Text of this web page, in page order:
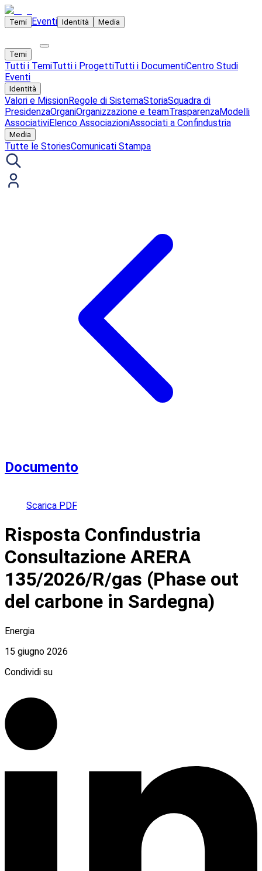
Temi Eventi Identità Media
Temi
Tutti i TemiTutti i ProgettiTutti i DocumentiCentro Studi
Eventi
Identità
Valori e MissionRegole di SistemaStoriaSquadra di
PresidenzaOrganiOrganizzazione e teamTrasparenzaModelli
AssociativiElenco AssociazioniAssociati a Confindustria
Media
Tutte le StoriesComunicati Stampa
Documento
Scarica PDF
Risposta Confindustria
Consultazione ARERA
135/2026/R/gas (Phase out
del carbone in Sardegna)
Energia
15 giugno 2026
Condividi su